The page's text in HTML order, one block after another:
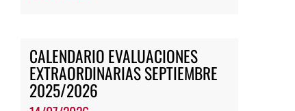
CALENDARIO EVALUACIONES
EXTRAORDINARIAS SEPTIEMBRE
2025/2026